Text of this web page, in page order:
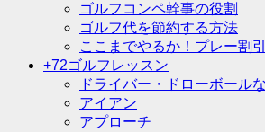
ゴルフコンペ幹事の役割
ゴルフ代を節約する方法
ここまでやるか！プレー割
+72ゴルフレッスン
ドライバー・ドローボール
アイアン
アプローチ